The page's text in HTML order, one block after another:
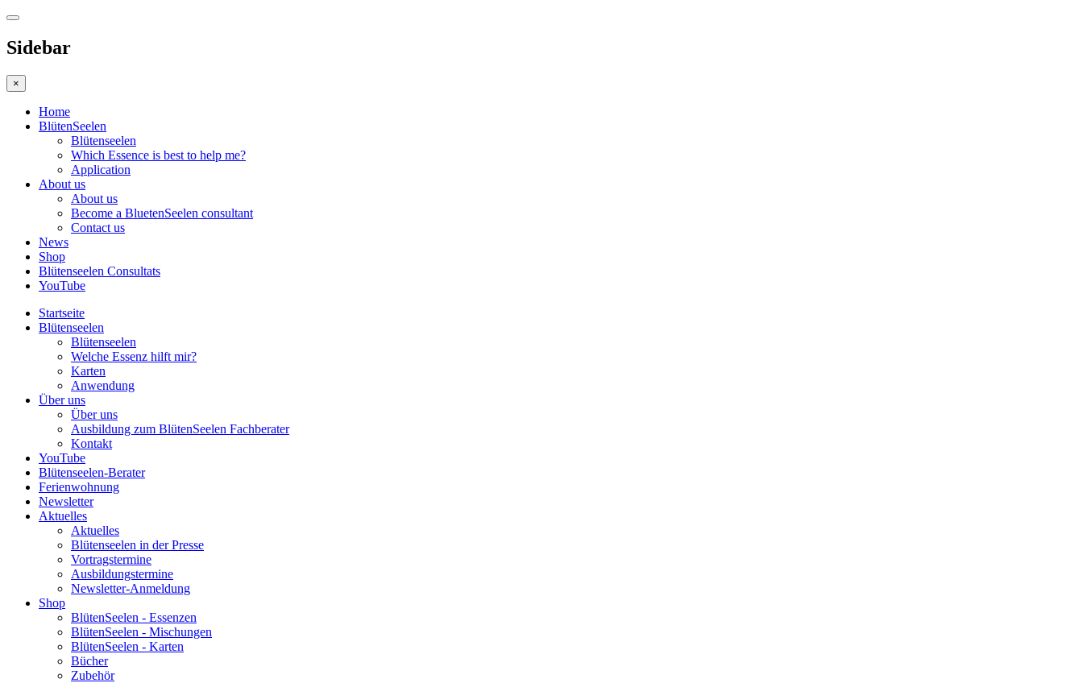
Sidebar
×
Home
BlütenSeelen
Blütenseelen
Which Essence is best to help me?
Application
About us
About us
Become a BluetenSeelen consultant
Contact us
News
Shop
Blütenseelen Consultats
YouTube
Startseite
Blütenseelen
Blütenseelen
Welche Essenz hilft mir?
Karten
Anwendung
Über uns
Über uns
Ausbildung zum BlütenSeelen Fachberater
Kontakt
YouTube
Blütenseelen-Berater
Ferienwohnung
Newsletter
Aktuelles
Aktuelles
Blütenseelen in der Presse
Vortragstermine
Ausbildungstermine
Newsletter-Anmeldung
Shop
BlütenSeelen - Essenzen
BlütenSeelen - Mischungen
BlütenSeelen - Karten
Bücher
Zubehör